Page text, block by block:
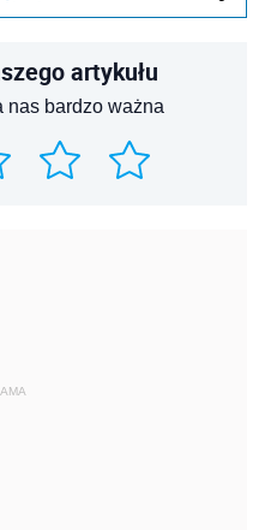
artykułu
nas bardzo ważna